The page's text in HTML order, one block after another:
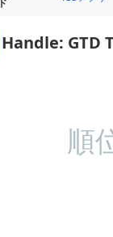
ド
Handle: GTD
順